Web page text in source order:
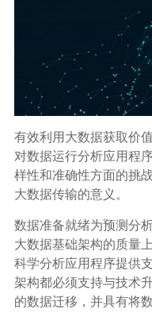
数据分发
行业应用解决方案
政府机构
广告媒体
金融行业
有效利用大数据获取价
对数据运行分析应用程
样性和准确性方面的挑
大数据传输的意义。
数据准备就绪为预测分
大数据基础架构的质量
科学分析应用程序提供
架构都必须支持与技术
的数据迁移，并具有将